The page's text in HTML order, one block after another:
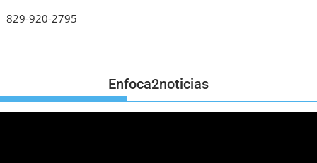
829-920-2795
Enfoca2noticias